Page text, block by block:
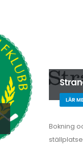
LÄR
Bokning